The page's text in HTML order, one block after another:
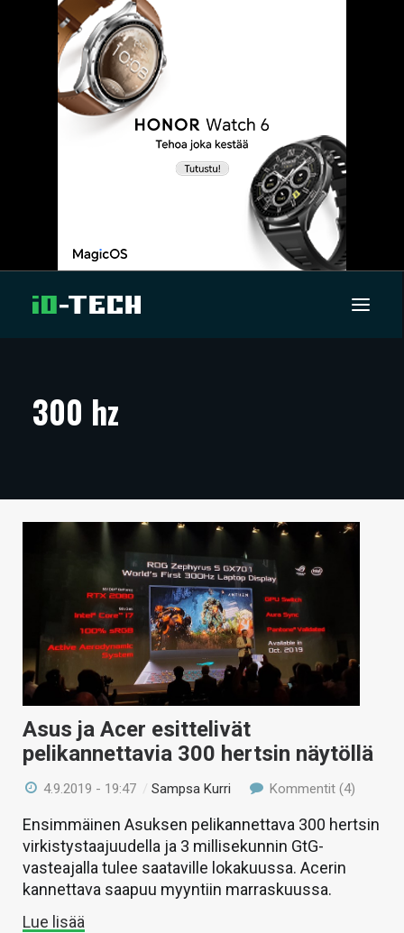
ARTIKKELIT
TECHBBS
VAIHDA TEEMA
HAKU
300 hz
Asus ja Acer esittelivät
pelikannettavia 300 hertsin näytöllä
4.9.2019 - 19:47 /Sampsa Kurri Kommentit (4)
Ensimmäinen Asuksen pelikannettava 300 hertsin
virkistystaajuudella ja 3 millisekunnin GtG-
vasteajalla tulee saataville lokakuussa. Acerin
kannettava saapuu myyntiin marraskuussa.
Lue lisää